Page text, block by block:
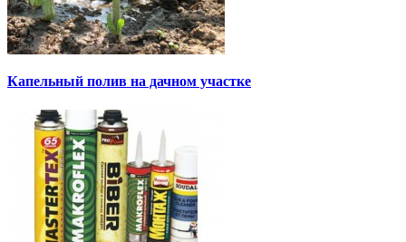
Капельный полив на дачном участке